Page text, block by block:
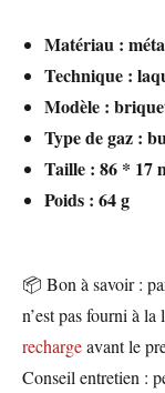
Matériau : m
Technique :
Modèle :
Type de gaz :
Taille : 86 * 17
Poids : 64 g
📦 Bon à savoir :
n’est pas fourni à
rechargeavant le
Conseil entretien :